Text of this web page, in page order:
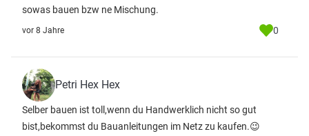
sowas bauen bzw ne Mischung.
vor 8 Jahre 0
Petri Hex Hex
Selber bauen ist toll,wenn du Handwerklich nicht so gut
bist,bekommst du Bauanleitungen im Netz zu kaufen.😉